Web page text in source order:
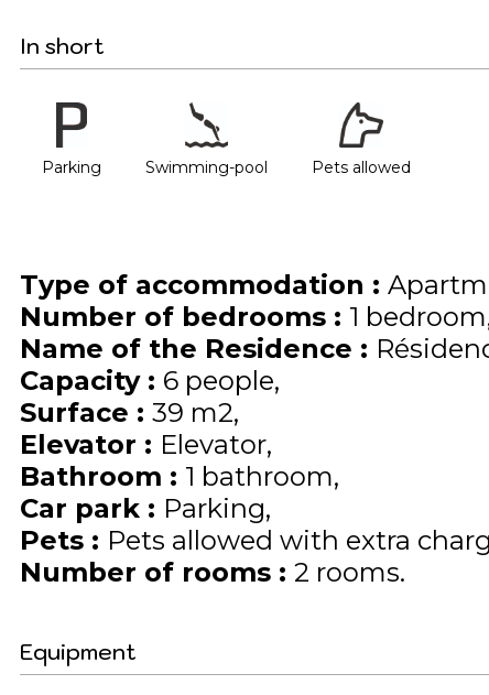
In short
Parking Swimming-pool Pets allowed
Type of accommodation :
Number of bedrooms : 1 bedroom
Name of the Residence :
Capacity : 6 people
Surface : 39 m2
Elevator : Elevator
Bathroom : 1 bathroom
Car park : Parking
Pets : Pets allowed with extra
Number of rooms : 2 rooms
Equipment